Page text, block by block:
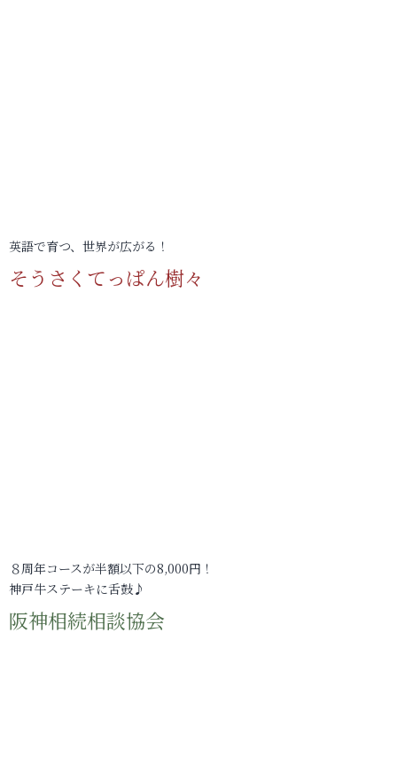
英語で育つ、世界が広がる！
そうさくてっぱん樹々
８周年コースが半額以下の8,000円！
神戸牛ステーキに舌鼓♪
阪神相続相談協会